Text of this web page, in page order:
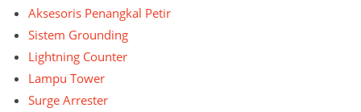
Aksesoris Penangkal Petir
Sistem Grounding
Lightning Counter
Lampu Tower
Surge Arrester